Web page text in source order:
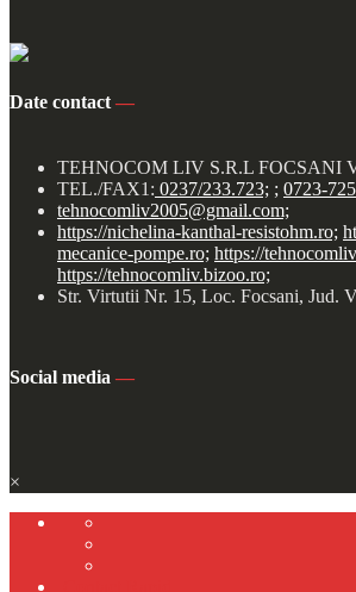
Date contact —
TEHNOCOM LIV S.R.L FOCSANI
TEL./FAX1: 0237/233.723; ; 0723-
tehnocomliv2005@gmail.com;
https://nichelina-kanthal-resistohm.ro;
mecanice-pompe.ro; https://
https://tehnocomliv.bizoo.ro;
Str. Virtutii Nr. 15, Loc. Focsani, Jud.
Social media —
×